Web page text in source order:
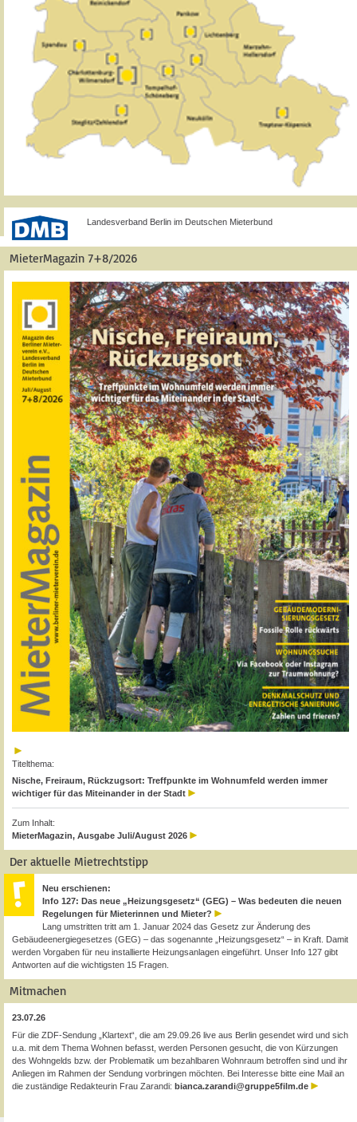
Landesverband Berlin im Deutschen Mieterbund
MieterMagazin 7+8/2026
Titelthema:
Nische, Freiraum, Rückzugsort: Treffpunkte im Wohnumfeld werden immer
wichtiger für das Miteinander in der Stadt
Zum Inhalt:
MieterMagazin, Ausgabe Juli/August 2026
Der aktuelle Mietrechtstipp
Neu erschienen:
Info 127: Das neue „Heizungsgesetz“ (GEG) – Was bedeuten die neuen
Regelungen für Mieterinnen und Mieter?
Lang umstritten tritt am 1. Januar 2024 das Gesetz zur Änderung des
Gebäudeenergiegesetzes (GEG) – das sogenannte „Heizungsgesetz“ – in Kraft. Damit
werden Vorgaben für neu installierte Heizungsanlagen eingeführt. Unser Info 127 gibt
Antworten auf die wichtigsten 15 Fragen.
Mitmachen
23.07.26
Für die ZDF-Sendung „Klartext“, die am 29.09.26 live aus Berlin gesendet wird und sich
u.a. mit dem Thema Wohnen befasst, werden Personen gesucht, die von Kürzungen
des Wohngelds bzw. der Problematik um bezahlbaren Wohnraum betroffen sind und ihr
Anliegen im Rahmen der Sendung vorbringen möchten. Bei Interesse bitte eine Mail an
die zuständige Redakteurin Frau Zarandi: bianca.zarandi@gruppe5film.de